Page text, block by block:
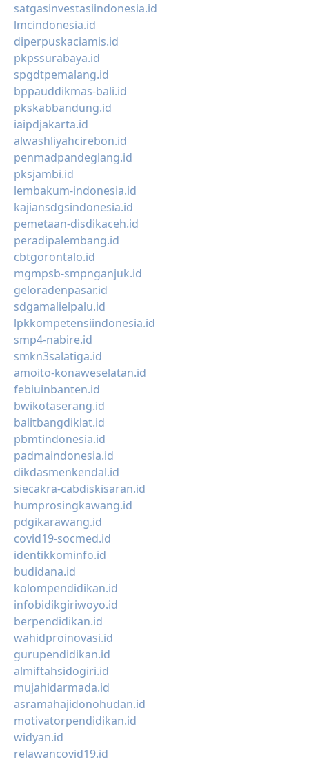
satgasinvestasiindonesia.id
lmcindonesia.id
diperpuskaciamis.id
pkpssurabaya.id
spgdtpemalang.id
bppauddikmas-bali.id
pkskabbandung.id
iaipdjakarta.id
alwashliyahcirebon.id
penmadpandeglang.id
pksjambi.id
lembakum-indonesia.id
kajiansdgsindonesia.id
pemetaan-disdikaceh.id
peradipalembang.id
cbtgorontalo.id
mgmpsb-smpnganjuk.id
geloradenpasar.id
sdgamalielpalu.id
lpkkompetensiindonesia.id
smp4-nabire.id
smkn3salatiga.id
amoito-konaweselatan.id
febiuinbanten.id
bwikotaserang.id
balitbangdiklat.id
pbmtindonesia.id
padmaindonesia.id
dikdasmenkendal.id
siecakra-cabdiskisaran.id
humprosingkawang.id
pdgikarawang.id
covid19-socmed.id
identikkominfo.id
budidana.id
kolompendidikan.id
infobidikgiriwoyo.id
berpendidikan.id
wahidproinovasi.id
gurupendidikan.id
almiftahsidogiri.id
mujahidarmada.id
asramahajidonohudan.id
motivatorpendidikan.id
widyan.id
relawancovid19.id